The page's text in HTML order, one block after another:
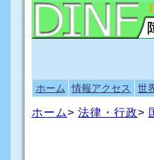
ホーム 情報アクセス 世
ホーム> 法律・行政>